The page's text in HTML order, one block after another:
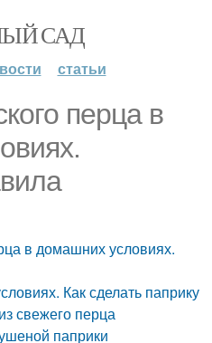
САД
статьи
перца в
в домашних условиях.
Как сделать паприку
свежего перца
паприки